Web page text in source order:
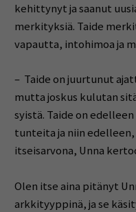
kehittynyt ja saanut
merkityksiä. Taide
vapautta, intohimoa ja
– Taide on juurtunut
mutta joskus kulutan
syistä. Taide on
tunteita ja niin
itseisarvona, Unna
Olen itse aina pitänyt
arkkityyppinä, ja se